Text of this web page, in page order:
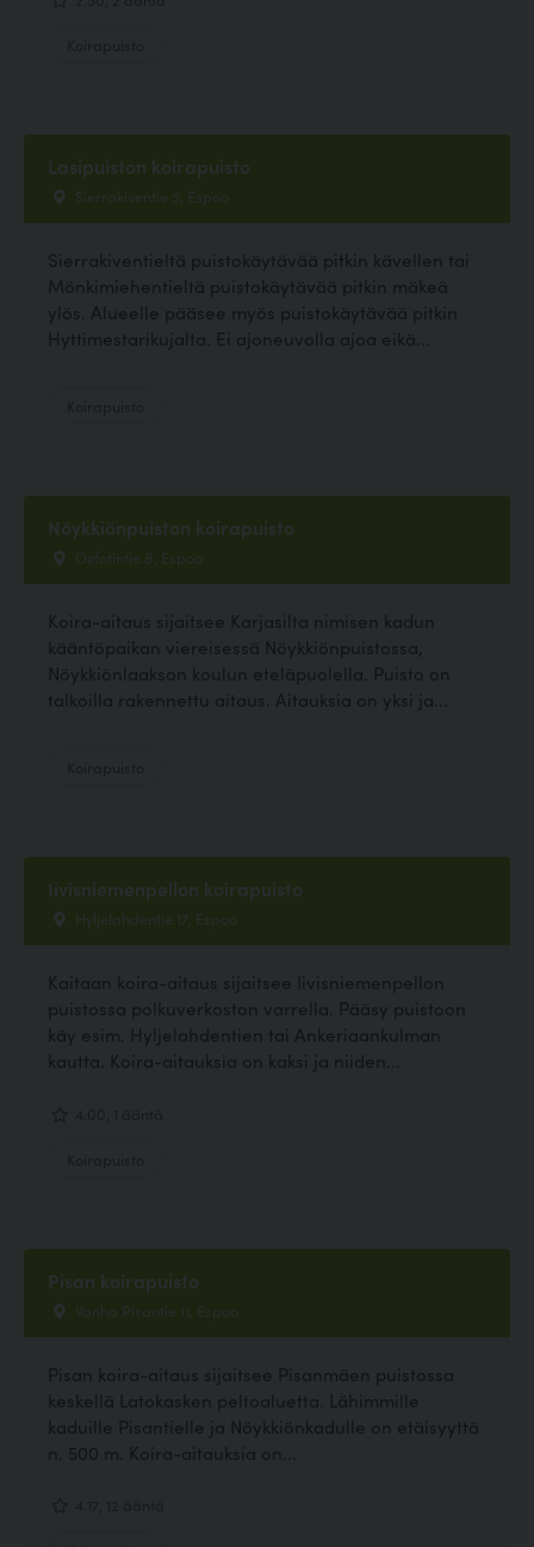
Lasipuiston koirapuisto
Sierrakiventie 5, Espoo
Sierrakiventieltä puistokäytävää pitkin kävellen tai
Mönkimiehentieltä puistokäytävää pitkin mäkeä
ylös. Alueelle pääsee myös puistokäytävää pitkin
Hyttimestarikujalta. Ei ajoneuvolla ajoa eikä...
Nöykkiönpuiston koirapuisto
Oxfotintie 8, Espoo
Koira-aitaus sijaitsee Karjasilta nimisen kadun
kääntöpaikan viereisessä Nöykkiönpuistossa,
Nöykkiönlaakson koulun eteläpuolella. Puisto on
talkoilla rakennettu aitaus. Aitauksia on yksi ja...
Iivisniemenpellon koirapuisto
Hyljelahdentie 17, Espoo
Kaitaan koira-aitaus sijaitsee Iivisniemenpellon
puistossa polkuverkoston varrella. Pääsy puistoon
käy esim. Hyljelahdentien tai Ankeriaankulman
kautta. Koira-aitauksia on kaksi ja niiden...
Pisan koirapuisto
Vanha Pisantie 11, Espoo
Pisan koira-aitaus sijaitsee Pisanmäen puistossa
keskellä Latokasken peltoaluetta. Lähimmille
kaduille Pisantielle ja Nöykkiönkadulle on etäisyyttä
n. 500 m. Koira-aitauksia on...